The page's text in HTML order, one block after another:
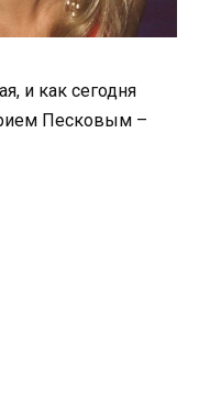
и как сегодня
Песковым –